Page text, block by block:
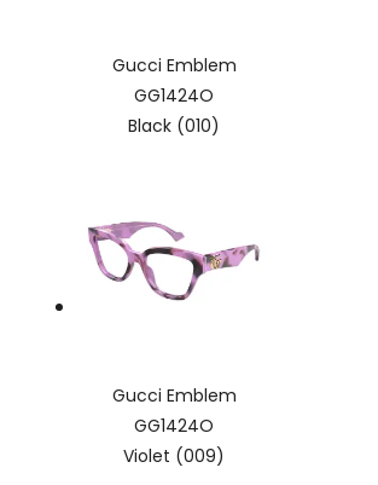
Gucci Emblem
GG1424O
Black (010)
Gucci Emblem
GG1424O
Violet (009)